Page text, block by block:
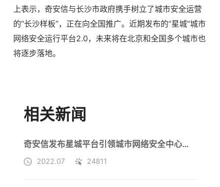
上表示，奇安信与长沙市政府携手树立了城市安全运营
的“长沙样板”，正在向全国推广。近期发布的“星城”城市
网络安全运行平台2.0，未来将在北京和全国多个城市也
将逐步落地。
相关新闻
奇安信发布星城平台引领城市网络安全中心建设
2022.07 24811